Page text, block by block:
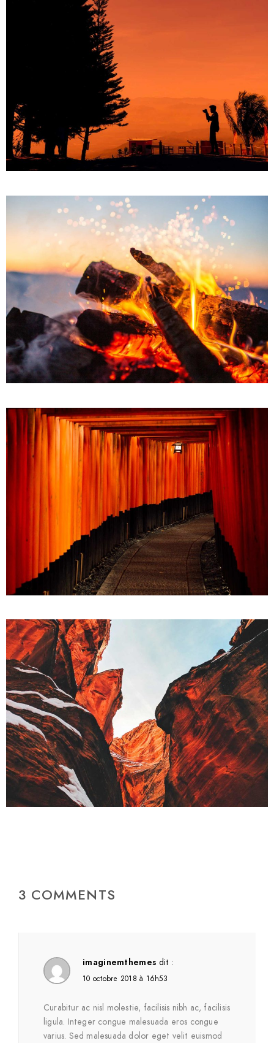
3 COMMENTS
imaginemthemes dit :
10 octobre 2018 à 16h53
Curabitur ac nisl molestie, facilisis nibh ac, facilisis
ligula. Integer congue malesuada eros congue
varius. Sed malesuada dolor eget velit euismod